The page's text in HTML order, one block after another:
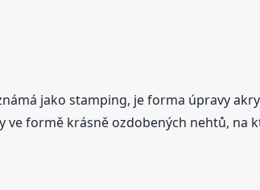
jako stamping, je forma úpravy
ve formě krásně ozdobených nehtů, na